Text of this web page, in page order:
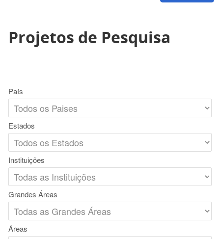
Projetos de Pesquisa
País
Estados
Instituições
Grandes Áreas
Áreas